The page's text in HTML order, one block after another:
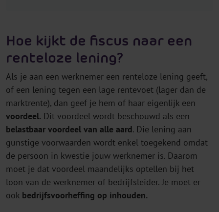
Hoe kijkt de fiscus naar een
renteloze lening?
Als je aan een werknemer een renteloze lening geeft,
of een lening tegen een lage rentevoet (lager dan de
marktrente), dan geef je hem of haar eigenlijk een
voordeel. Dit voordeel wordt beschouwd als een
belastbaar voordeel van alle aard. Die lening aan
gunstige voorwaarden wordt enkel toegekend omdat
de persoon in kwestie jouw werknemer is. Daarom
moet je dat voordeel maandelijks optellen bij het
loon van de werknemer of bedrijfsleider. Je moet er
ook bedrijfsvoorheffing op inhouden.